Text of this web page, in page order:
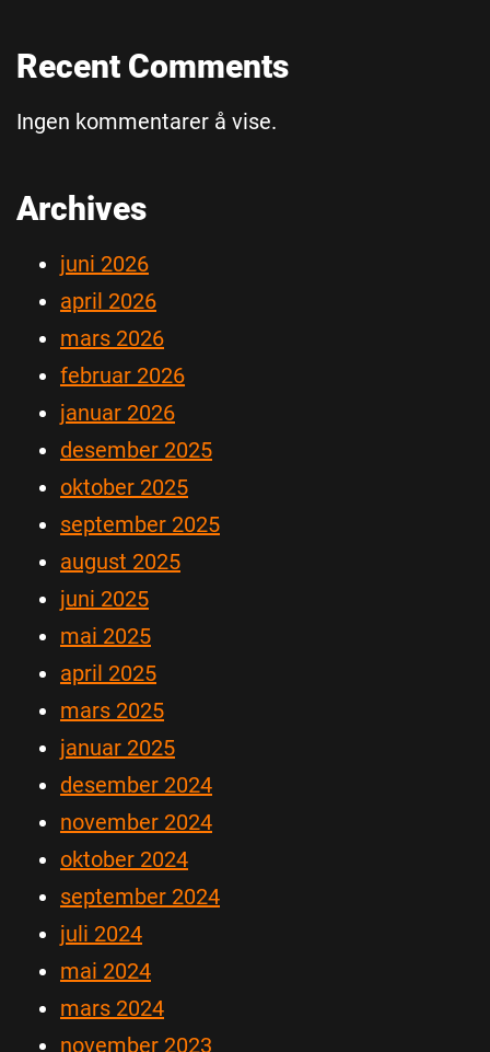
Recent Comments
Ingen kommentarer å vise.
Archives
juni 2026
april 2026
mars 2026
februar 2026
januar 2026
desember 2025
oktober 2025
september 2025
august 2025
juni 2025
mai 2025
april 2025
mars 2025
januar 2025
desember 2024
november 2024
oktober 2024
september 2024
juli 2024
mai 2024
mars 2024
november 2023